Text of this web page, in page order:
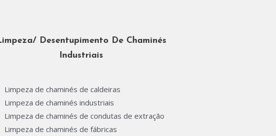
Desentupimento De Chaminés
Industriais
Limpeza de chaminés de caldeiras
Limpeza de chaminés industriais
Limpeza de chaminés de condutas de extração
Limpeza de chaminés de fábricas